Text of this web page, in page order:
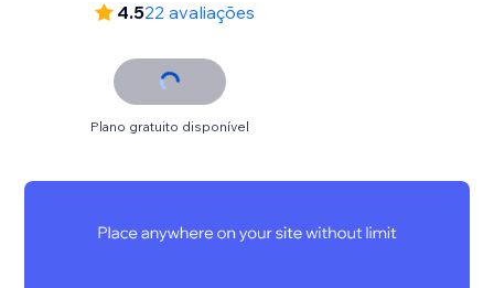
4.522 avaliações
Plano gratuito disponível